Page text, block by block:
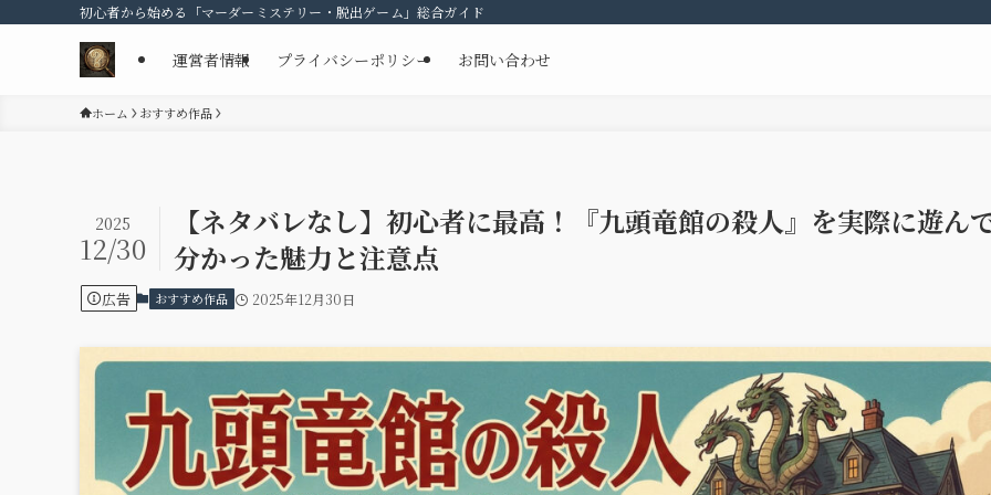
初心者から始める「マーダーミステリー・脱出ゲーム」総合ガイド
運営者情報 プライバシーポリシー お問い合わせ
ホーム おすすめ作品
【ネタバレなし】初心者に最高！『九頭竜館の殺人』を実際に遊ん
分かった魅力と注意点
2025
12/30
広告 おすすめ作品 2025年12月30日